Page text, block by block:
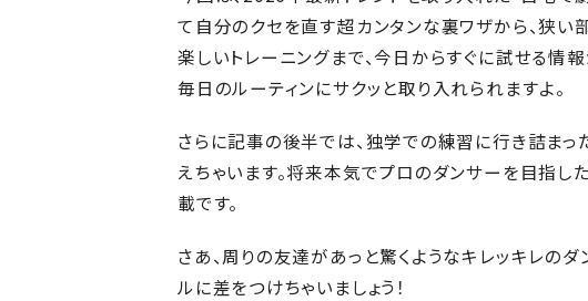
て自分のクセを直す超カンタンな裏ワザから、狭い
楽しいトレーニングまで、今日からすぐに試せる情
毎日のルーティンにサクッと取り入れられますよ。
さらに記事の後半では、独学での練習に行き詰ま
えちゃいます。将来本気でプロのダンサーを目指し
載です。
さあ、周りの友達があっと驚くようなキレッキレの
ルに差をつけちゃいましょう！